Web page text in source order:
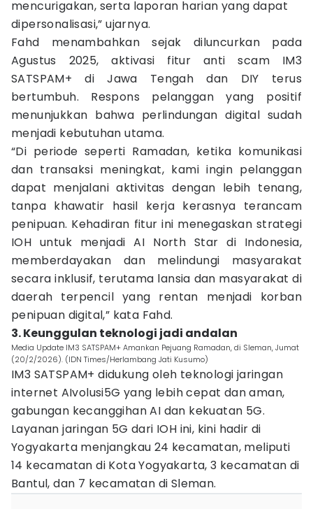
mencurigakan, serta laporan harian yang dapat
dipersonalisasi,” ujarnya.
Fahd menambahkan sejak diluncurkan pada
Agustus 2025, aktivasi fitur anti scam IM3
SATSPAM+ di Jawa Tengah dan DIY terus
bertumbuh. Respons pelanggan yang positif
menunjukkan bahwa perlindungan digital sudah
menjadi kebutuhan utama.
“Di periode seperti Ramadan, ketika komunikasi
dan transaksi meningkat, kami ingin pelanggan
dapat menjalani aktivitas dengan lebih tenang,
tanpa khawatir hasil kerja kerasnya terancam
penipuan. Kehadiran fitur ini menegaskan strategi
IOH untuk menjadi AI North Star di Indonesia,
memberdayakan dan melindungi masyarakat
secara inklusif, terutama lansia dan masyarakat di
daerah terpencil yang rentan menjadi korban
penipuan digital,” kata Fahd.
3. Keunggulan teknologi jadi andalan
Media Update IM3 SATSPAM+ Amankan Pejuang Ramadan, di Sleman, Jumat
(20/2/2026). (IDN Times/Herlambang Jati Kusumo)
IM3 SATSPAM+ didukung oleh teknologi jaringan
internet AIvolusi5G yang lebih cepat dan aman,
gabungan kecanggihan AI dan kekuatan 5G.
Layanan jaringan 5G dari IOH ini, kini hadir di
Yogyakarta menjangkau 24 kecamatan, meliputi
14 kecamatan di Kota Yogyakarta, 3 kecamatan di
Bantul, dan 7 kecamatan di Sleman.